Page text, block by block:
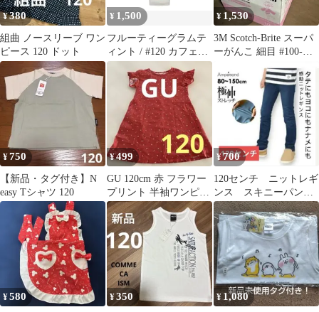
¥380
組曲 ノースリーブ ワン
ピース 120 ドット
¥ 1,500
フルーティーグラムテ
ィント / #120 カフェイ
ンローズ
¥ 1,530
3M Scotch-Brite スーパ
ーがんこ 細目 #100-
¥750
【新品・タグ付き】N
easy Tシャツ 120
¥499
GU 120cm 赤 フラワー
プリント 半袖ワンピー
ス
¥700
120センチ ニットレギ
ンス スキニーパンツ
ズボン ブルー色
¥580 ¥350 ¥ 1,080